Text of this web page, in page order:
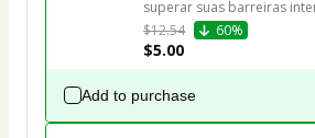
$12.54
60%
$5.00
Add to purchase